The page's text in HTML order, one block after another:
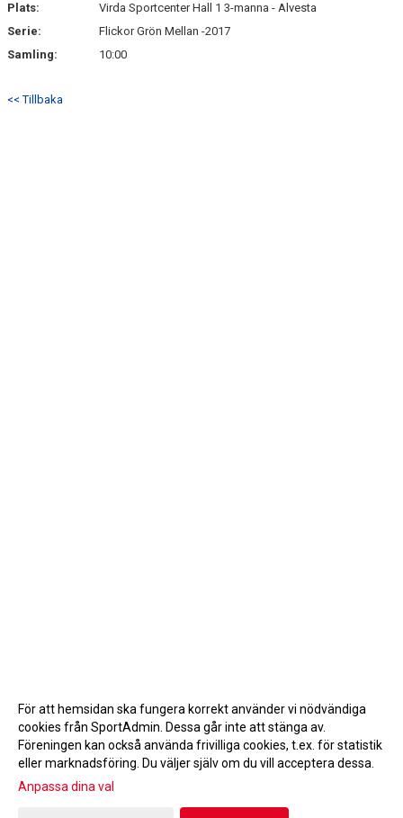
Plats:
Virda Sportcenter Hall 1 3-manna - Alvesta
Serie:
Flickor Grön Mellan -2017
Samling:
10:00
<< Tillbaka
Gå till Webbversion
För att hemsidan ska fungera korrekt använder vi nödvändiga
cookies från SportAdmin. Dessa går inte att stänga av.
Föreningen kan också använda frivilliga cookies, t.ex. för statistik
eller marknadsföring. Du väljer själv om du vill acceptera dessa.
Anpassa dina val